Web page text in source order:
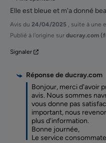
Elle est bleue et m'a donné
Avis du 24/04/2025 , suite à une
Publié à l'origine sur ducray.com
Signaler
Réponse deducray.com
Bonjour, merci d'avoir
avis. Nous sommes
vous donne pas
important, nous
plus d'information.
Bonne journée,
Le service